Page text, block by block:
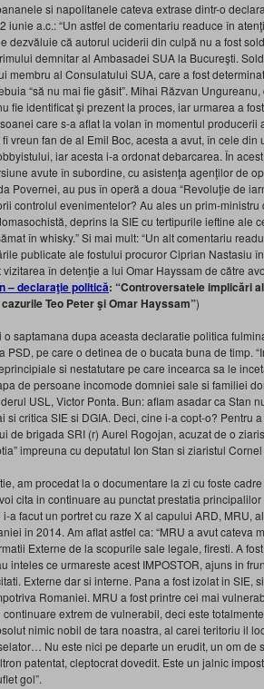
si napolitanele cateva extrase dintr-o
iunie a.c.: “Un astfel de comentariu readuce în
dezvăluie că autorul uciderii din culpă nu a fost
demnitar al Ambasadei SUA la Bucureşti.
membru al Consulatului SUA, care a fost
“să nu mai fie găsit”. Mihai Răzvan
fie identificat şi prezent la proces, iar urmarea a
care s-a aflat la volan în momentul producerii
vreun fan de al Emil Boc, acesta a avut, în cele din
iar acesta i-a ordonat debarcarea. În
avute în subordine, cu asistenţa agenţilor de
Povernei, au pus în operă a doua “Revoluţie de
controlul evenimentelor? Au ales un prim-
deprins la SIE cu tertipurile ieftine ale
în whisky.” Si mai mult: “Un alt comentariu
publicate ale fostului procuror Ciprian Nastasiu
în detenţie a lui Omar Hayssam de către
– declaraţie politică: “Controversatele implicări
Teo Peter şi Omar Hayssam”)
saptamana dupa aceasta declaratie politica
PSD, pe care o detinea de o bucata buna de timp.
si nestatutare pe care incearca sa le
de persoane incomode domniei sale si familiei
USL, Victor Ponta. Bun: aflam asadar ca Stan
si critica SIE si DGIA. Deci, cine i-a copt-o? Pentru
de brigada SRI (r) Aurel Rogojan, acuzat de o
impreuna cu deputatul Ion Stan si ziaristul
am procedat la o documentare la zi cu foste
cita in continuare au punctat prestatia
a facut un portret cu raze X al capului ARD, MRU,
in 2014. Am aflat astfel ca: “MRU a avut cateva
Externe de la scopurile sale legale, firesti. A
inteles ce urmareste acest IMPOSTOR, ajuns in
Externe dar si interne. Pana a fost izolat in SIE,
Romaniei. MRU a fost printre cei mai
extrem de vulnerabil, deci este
nimic nobil de tara noastra, al carei teritoriu il
Nu este nici pe departe un erudit, un om de
patentat, cleptocrat dovedit. Este un jalnic
gol”.